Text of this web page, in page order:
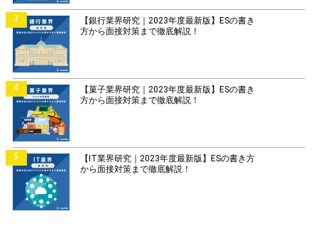
3
【銀行業界研究｜2023年度最新版】ESの書き
方から面接対策まで徹底解説！
4
【菓子業界研究｜2023年度最新版】ESの書き
方から面接対策まで徹底解説！
5
【IT業界研究｜2023年度最新版】ESの書き方
から面接対策まで徹底解説！